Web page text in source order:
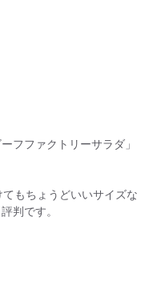
フファクトリーサラダ」
もちょうどいいサイズな
判です。